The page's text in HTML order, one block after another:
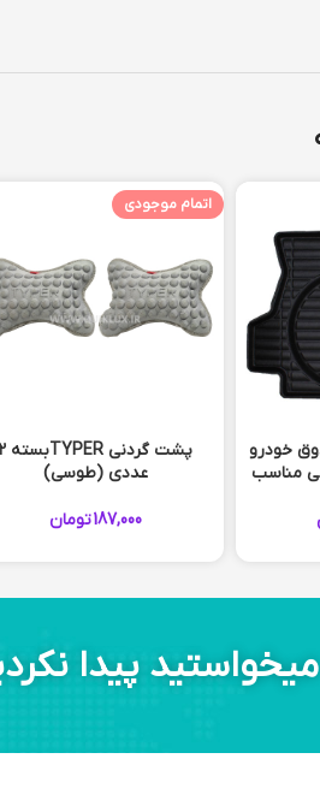
خودرو
مناسب
اتمام موجودی
پشت گردنی TYPERبسته 2
عددی (طوسی)
187,000تومان
پیدا